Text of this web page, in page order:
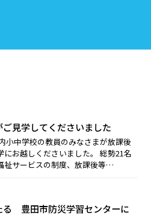
見学してくださいました
小中学校の教員のみなさまが放課後
お越しくださいました。 総勢21名
祉サービスの制度、放課後等…
る 豊田市防災学習センターに